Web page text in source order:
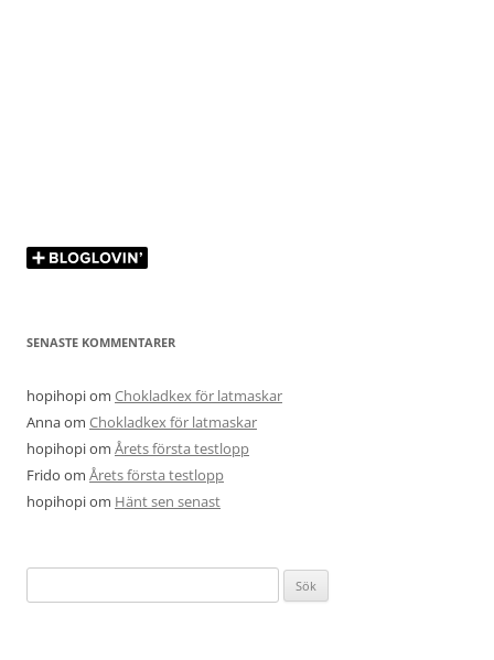
SENASTE KOMMENTARER
hopihopiom Chokladkex för latmaskar
Annaom Chokladkex för latmaskar
hopihopiom Årets första testlopp
Frido om Årets första testlopp
hopihopiom Hänt sen senast
efter: